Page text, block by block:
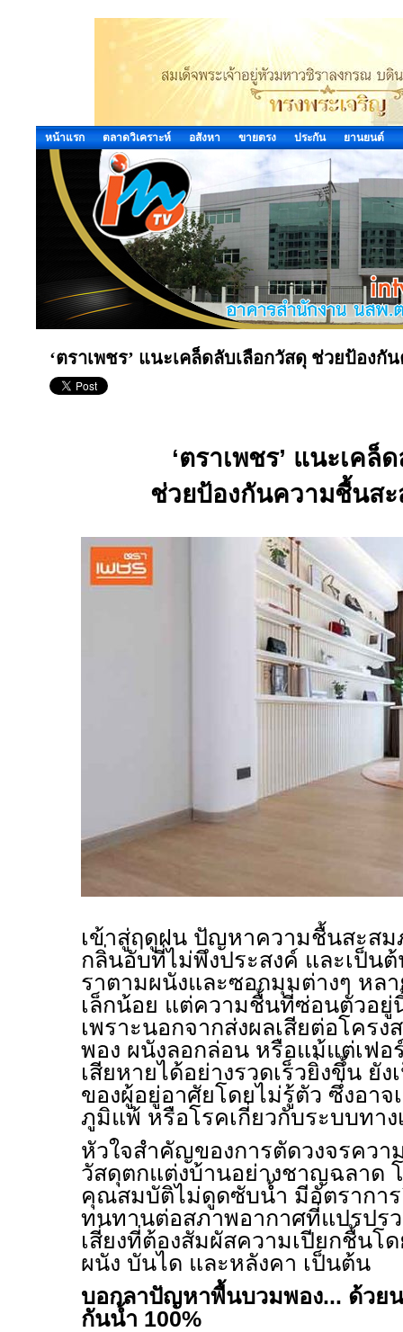
หน้าแรก ตลาดวิเคราะห์ อสังหา ขายตรง ประกัน ยานยนต์
‘ตราเพชร’ แนะเคล็ดลับเลือกวัสดุ ช่วยป้อง
‘ตราเพชร’ แนะเคล็
ช่วยป้องกันความชื้นส
เข้าสู่ฤดูฝน ปัญหาความชื้นสะส
กลิ่นอับที่ไม่พึงประสงค์ และเป็นต้
ราตามผนังและซอกมุมต่างๆ หลา
เล็กน้อย แต่ความชื้นที่ซ่อนตัวอยู่
เพราะนอกจากส่งผลเสียต่อโคร
พอง ผนังลอกล่อน หรือแม้แต่เฟอ
เสียหายได้อย่างรวดเร็วยิ่งขึ้น ยั
ของผู้อยู่อาศัยโดยไม่รู้ตัว ซึ่งอาจ
ภูมิแพ้ หรือโรคเกี่ยวกับระบบทาง
หัวใจสำคัญของการตัดวงจรควา
วัสดุตกแต่งบ้านอย่างชาญฉลาด
คุณสมบัติไม่ดูดซับน้ำ มีอัตรากา
ทนทานต่อสภาพอากาศที่แปรปร
เสี่ยงที่ต้องสัมผัสความเปียกชื้นโ
ผนัง บันได และหลังคา เป็นต้น
บอกลาปัญหาพื้นบวมพอง... ด้วย
กันน้ำ 100%